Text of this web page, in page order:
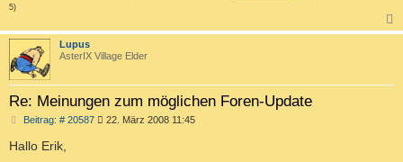
5)
a
Lupus
AsterIX Village Elder
Re: Meinungen zum möglichen Foren-Update
Beitrag: # 20587B 22. März 2008 11:45
Hallo Erik,